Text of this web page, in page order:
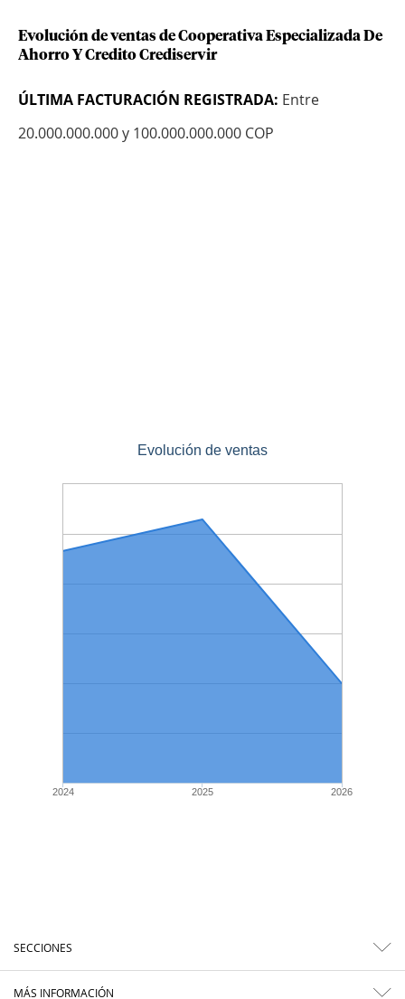
Evolución de ventas de Cooperativa Especializada De
Ahorro Y Credito Crediservir
ÚLTIMA FACTURACIÓN REGISTRADA: Entre
20.000.000.000 y 100.000.000.000 COP
Evolución de ventas
2024 2025 2026
SECCIONES
MÁS INFORMACIÓN